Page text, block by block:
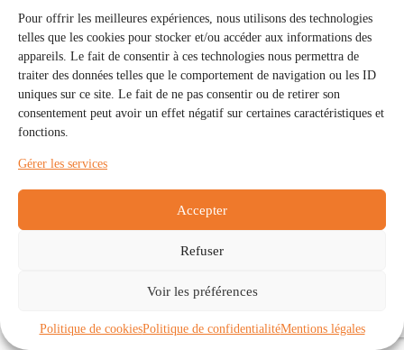
Pour offrir les meilleures expériences, nous utilisons des technologies
telles que les cookies pour stocker et/ou accéder aux informations des
appareils. Le fait de consentir à ces technologies nous permettra de
traiter des données telles que le comportement de navigation ou les ID
uniques sur ce site. Le fait de ne pas consentir ou de retirer son
consentement peut avoir un effet négatif sur certaines caractéristiques et
fonctions.
Gérer les services
Accepter
Refuser
Voir les préférences
Politique de cookiesPolitique de confidentialitéMentions légales
Communautés
À propos
Politique de cookies (UE)